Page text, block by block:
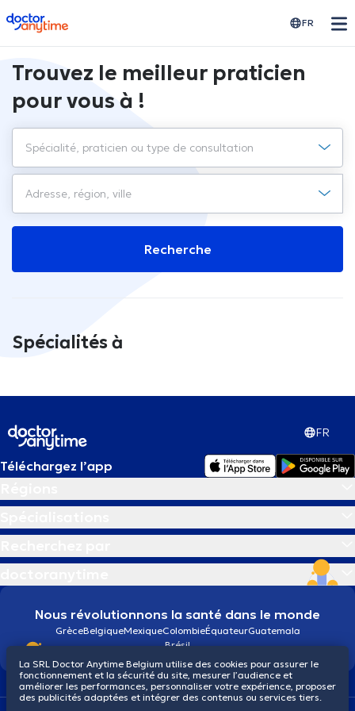
doctoranytime FR
Trouvez le meilleur praticien
pour vous à !
Recherche
Spécialités à
FR
Téléchargez l’app
Nous révolutionnons la santé dans le monde
GrèceBelgiqueMexiqueColombieÉquateurGuatemala
Brésil
La SRL Doctor Anytime Belgium utilise des cookies pour assurer le
fonctionnement et la sécurité du site, mesurer l’audience et
améliorer les performances, personnaliser votre expérience, proposer
des publicités adaptées et intégrer des contenus ou services tiers.